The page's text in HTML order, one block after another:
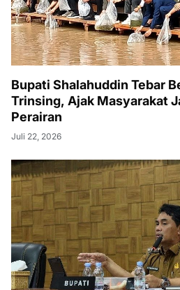
Bupati Shalahuddin Tebar
Trinsing, Ajak Masyarakat
Perairan
Juli 22, 2026